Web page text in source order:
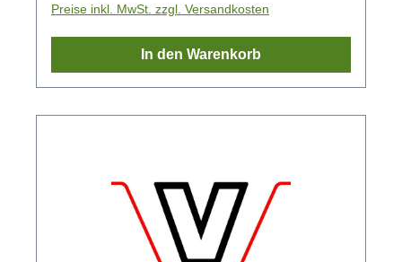
Preise inkl. MwSt. zzgl. Versandkosten
In den Warenkorb